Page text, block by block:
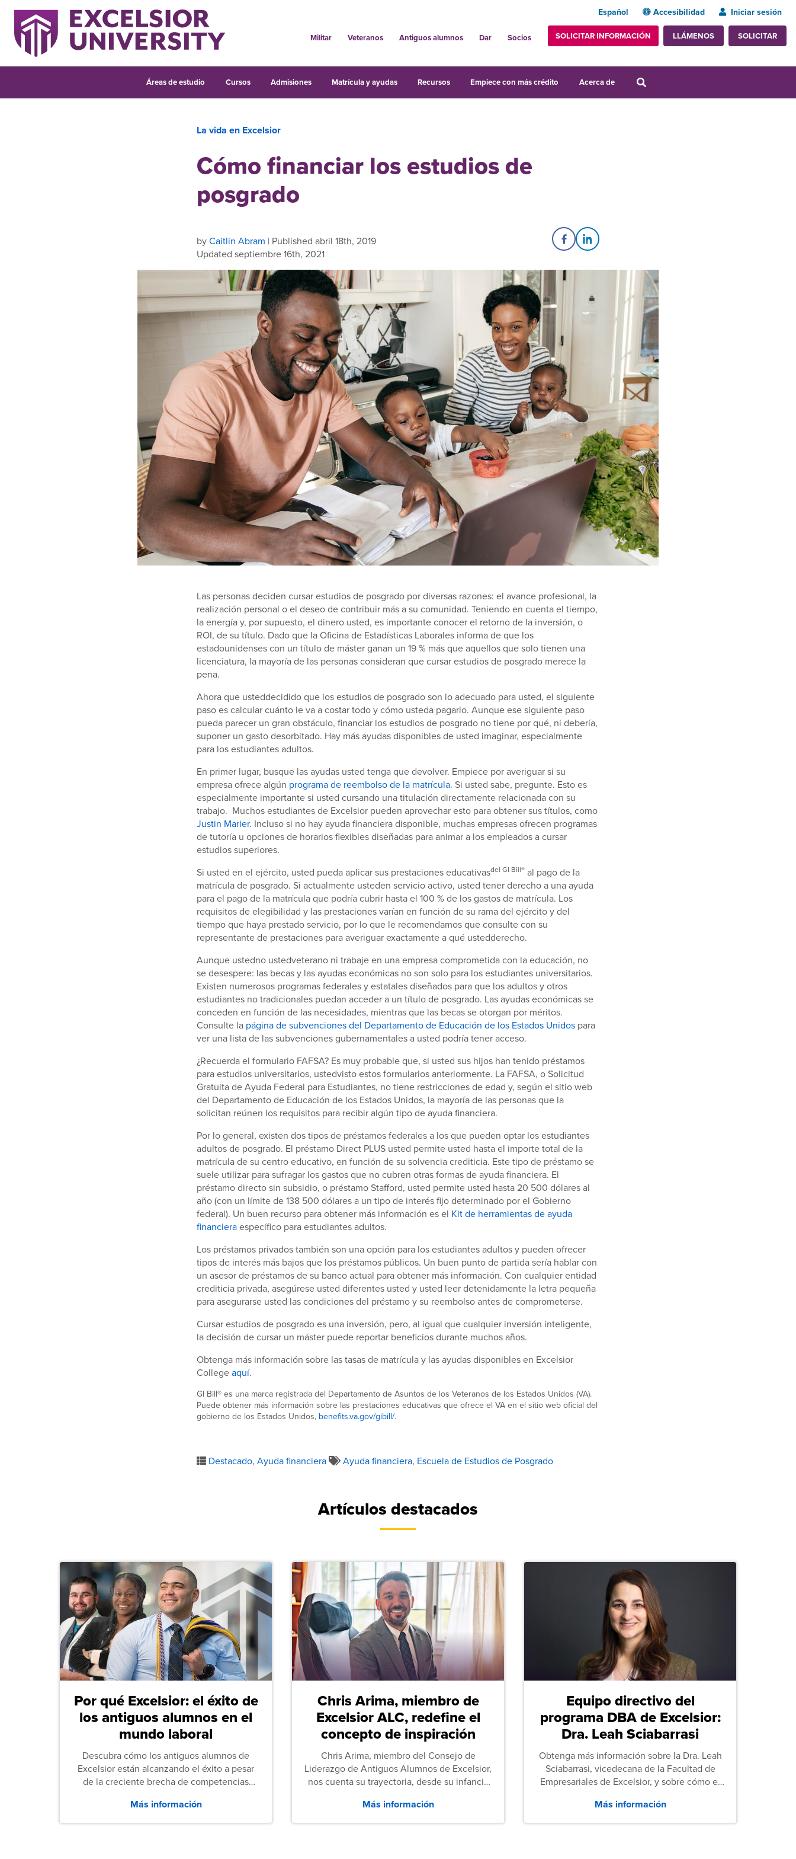
Español Accesibilidad Iniciar sesión
Militar Veteranos Antiguos alumnos Dar Socios SOLICITAR INFORMACIÓN LLÁMENOS SOLICITAR
Áreas de estudio Cursos Admisiones Matrícula y ayudas Recursos Empiece con más crédito Acerca de
La vida en Excelsior
Cómo financiar los estudios de
posgrado
byCaitlin Abram | Published abril 18th, 2019
Updated septiembre 16th, 2021
Share on Facebook
Share on LinkedIn
Las personas deciden cursar estudios de posgrado por diversas razones: el avance profesional, la
realización personal o el deseo de contribuir más a su comunidad. Teniendo en cuenta el tiempo,
la energía y, por supuesto, el dinero usted, es importante conocer el retorno de la inversión, o
ROI, de su título. Dado que la Oficina de Estadísticas Laborales informa de que los
estadounidenses con un título de máster ganan un 19 % más que aquellos que solo tienen una
licenciatura, la mayoría de las personas consideran que cursar estudios de posgrado merece la
pena.
Ahora que usteddecidido que los estudios de posgrado son lo adecuado para usted, el siguiente
paso es calcular cuánto le va a costar todo y cómo usteda pagarlo. Aunque ese siguiente paso
pueda parecer un gran obstáculo, financiar los estudios de posgrado no tiene por qué, ni debería,
suponer un gasto desorbitado. Hay más ayudas disponibles de usted imaginar, especialmente
para los estudiantes adultos.
En primer lugar, busque las ayudas usted tenga que devolver. Empiece por averiguar si su
empresa ofrece algún programa de reembolso de la matrícula. Si usted sabe, pregunte. Esto es
especialmente importante si usted cursando una titulación directamente relacionada con su
trabajo. Muchos estudiantes de Excelsior pueden aprovechar esto para obtener sus títulos, como
Justin Marier. Incluso si no hay ayuda financiera disponible, muchas empresas ofrecen programas
de tutoría u opciones de horarios flexibles diseñadas para animar a los empleados a cursar
estudios superiores.
Si usted en el ejército, usted pueda aplicar sus prestaciones educativasdel GI Bill® al pago de la
matrícula de posgrado. Si actualmente usteden servicio activo, usted tener derecho a una ayuda
para el pago de la matrícula que podría cubrir hasta el 100 % de los gastos de matrícula. Los
requisitos de elegibilidad y las prestaciones varían en función de su rama del ejército y del
tiempo que haya prestado servicio, por lo que le recomendamos que consulte con su
representante de prestaciones para averiguar exactamente a qué ustedderecho.
Aunque ustedno ustedveterano ni trabaje en una empresa comprometida con la educación, no
se desespere: las becas y las ayudas económicas no son solo para los estudiantes universitarios.
Existen numerosos programas federales y estatales diseñados para que los adultos y otros
estudiantes no tradicionales puedan acceder a un título de posgrado. Las ayudas económicas se
conceden en función de las necesidades, mientras que las becas se otorgan por méritos.
Consulte la página de subvenciones del Departamento de Educación de los Estados Unidos para
ver una lista de las subvenciones gubernamentales a usted podría tener acceso.
¿Recuerda el formulario FAFSA? Es muy probable que, si usted sus hijos han tenido préstamos
para estudios universitarios, ustedvisto estos formularios anteriormente. La FAFSA, o Solicitud
Gratuita de Ayuda Federal para Estudiantes, no tiene restricciones de edad y, según el sitio web
del Departamento de Educación de los Estados Unidos, la mayoría de las personas que la
solicitan reúnen los requisitos para recibir algún tipo de ayuda financiera.
Por lo general, existen dos tipos de préstamos federales a los que pueden optar los estudiantes
adultos de posgrado. El préstamo Direct PLUS usted permite usted hasta el importe total de la
matrícula de su centro educativo, en función de su solvencia crediticia. Este tipo de préstamo se
suele utilizar para sufragar los gastos que no cubren otras formas de ayuda financiera. El
préstamo directo sin subsidio, o préstamo Stafford, usted permite usted hasta 20 500 dólares al
año (con un límite de 138 500 dólares a un tipo de interés fijo determinado por el Gobierno
federal). Un buen recurso para obtener más información es el Kit de herramientas de ayuda
financieraespecífico para estudiantes adultos.
Los préstamos privados también son una opción para los estudiantes adultos y pueden ofrecer
tipos de interés más bajos que los préstamos públicos. Un buen punto de partida sería hablar con
un asesor de préstamos de su banco actual para obtener más información. Con cualquier entidad
crediticia privada, asegúrese usted diferentes usted y usted leer detenidamente la letra pequeña
para asegurarse usted las condiciones del préstamo y su reembolso antes de comprometerse.
Cursar estudios de posgrado es una inversión, pero, al igual que cualquier inversión inteligente,
la decisión de cursar un máster puede reportar beneficios durante muchos años.
Obtenga más información sobre las tasas de matrícula y las ayudas disponibles en Excelsior
Collegeaquí.
GI Bill® es una marca registrada del Departamento de Asuntos de los Veteranos de los Estados Unidos (VA).
Puede obtener más información sobre las prestaciones educativas que ofrece el VA en el sitio web oficial del
gobierno de los Estados Unidos, benefits.va.gov/gibill/.
Destacado, Ayuda financiera Ayuda financiera, Escuela de Estudios de Posgrado
Artículos destacados
Por qué Excelsior: el éxito de
los antiguos alumnos en el
mundo laboral
Descubra cómo los antiguos alumnos de
Excelsior están alcanzando el éxito a pesar
de la creciente brecha de competencias
tanto las empresas como los recién
graduados en todo Estados Unidos.
Más información
Chris Arima, miembro de
Excelsior ALC, redefine el
concepto de inspiración
Chris Arima, miembro del Consejo de
Liderazgo de Antiguos Alumnos de Excelsior,
nos cuenta su trayectoria, desde su infancia
posteriormente, sus estudios de Derecho.
Más información
Equipo directivo del
programa DBA de Excelsior:
Dra. Leah Sciabarrasi
Obtenga más información sobre la Dra. Leah
Sciabarrasi, vicedecana de la Facultad de
Empresariales de Excelsior, y sobre cómo el
Empresas (DBA) de la universidad apoya a los
estudiantes.
Más información